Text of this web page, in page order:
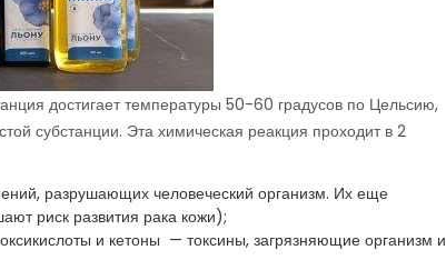
достигает температуры 50-60 градусов по Цельсию,
субстанции. Эта химическая реакция проходит в 2
разрушающих человеческий организм. Их еще
риск развития рака кожи);
и кетоны — токсины, загрязняющие организм и